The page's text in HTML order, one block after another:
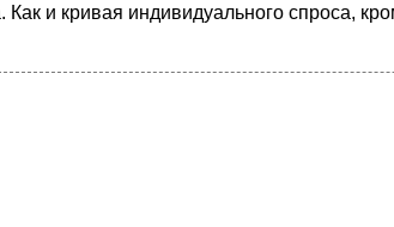
и кривая индивидуального спроса,